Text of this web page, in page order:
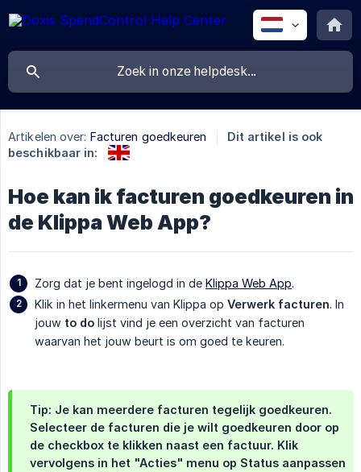
Artikelen over: Facturen goedkeuren
Dit artikel is ook
beschikbaar in:
Hoe kan ik facturen goedkeuren in
de Klippa Web App?
Zorg dat je bent ingelogd in de Klippa Web App.
Klik in het linkermenu van Klippa op Verwerk facturen. In
jouw to do lijst vind je een overzicht van facturen
waarvan het jouw beurt is om goed te keuren.
Tip: Je kan meerdere facturen tegelijk goedkeuren.
Selecteer de facturen die je wilt goedkeuren door op
de checkbox te klikken naast een factuur. Klik
vervolgens in het "Acties" menu op Status aanpassen